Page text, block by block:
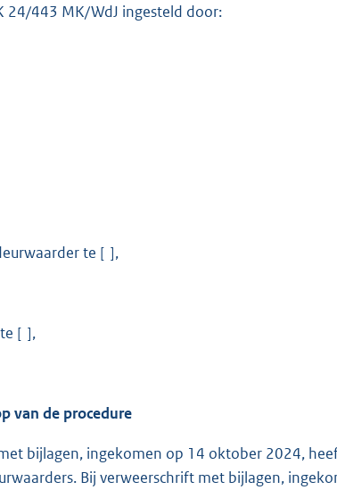
24/443 MK/WdJ ingesteld door:
te [ ],
[ ],
van de procedure
bijlagen, ingekomen op 14 oktober 2024,
Bij verweerschrift met bijlagen,